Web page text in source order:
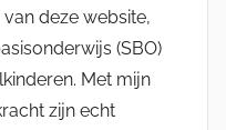
deze website,
(SBO)
Met mijn
zijn echt